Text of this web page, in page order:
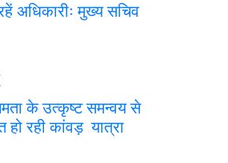
अधिकारीः मुख्य सचिव
के उत्कृष्ट समन्वय से
रही कांवड़ यात्रा